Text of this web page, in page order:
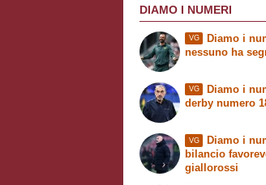
DIAMO I NUMERI
VG Diamo i
nessuno ha
VG Diamo i
derby numero
VG Diamo i
bilancio
giallorossi